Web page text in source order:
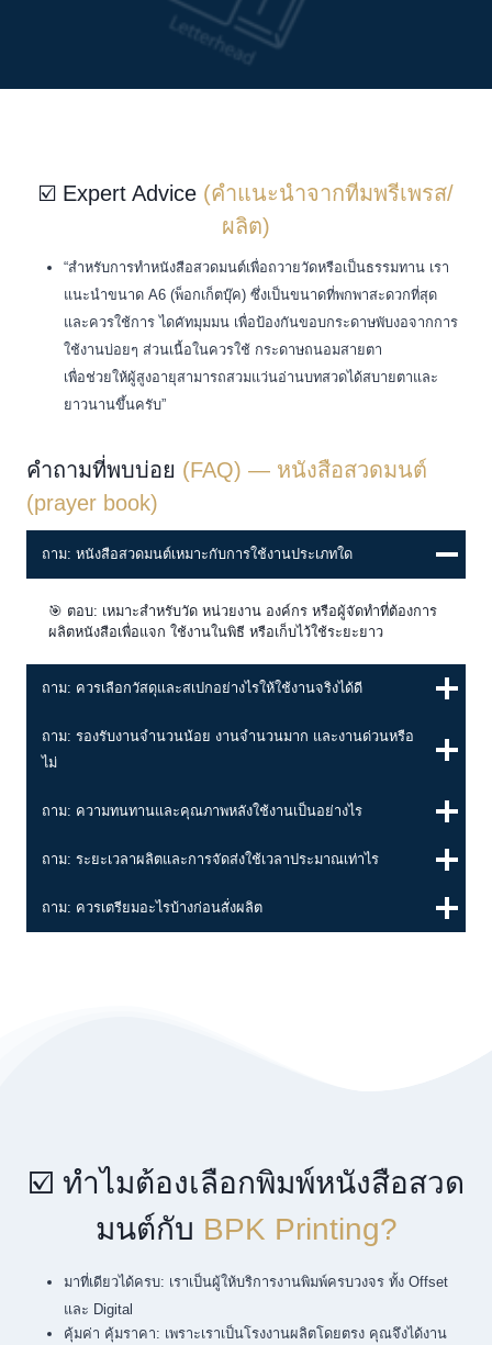
☑️ Expert Advice (คำแนะนำจากทีมพรีเพรส/
ผลิต)
“สำหรับการทำหนังสือสวดมนต์เพื่อถวายวัดหรือเป็นธรรมทาน เรา
แนะนำขนาด A6 (พ็อกเก็ตบุ๊ค) ซึ่งเป็นขนาดที่พกพาสะดวกที่สุด
และควรใช้การ ไดคัทมุมมน เพื่อป้องกันขอบกระดาษพับงอจากการ
ใช้งานบ่อยๆ ส่วนเนื้อในควรใช้ กระดาษถนอมสายตา
เพื่อช่วยให้ผู้สูงอายุสามารถสวมแว่นอ่านบทสวดได้สบายตาและ
ยาวนานขึ้นครับ”
คำถามที่พบบ่อย (FAQ) — หนังสือสวดมนต์
(prayer book)
ถาม: หนังสือสวดมนต์เหมาะกับการใช้งานประเภทใด
🎯 ตอบ: เหมาะสำหรับวัด หน่วยงาน องค์กร หรือผู้จัดทำที่ต้องการ
ผลิตหนังสือเพื่อแจก ใช้งานในพิธี หรือเก็บไว้ใช้ระยะยาว
ถาม: ควรเลือกวัสดุและสเปกอย่างไรให้ใช้งานจริงได้ดี
ถาม: รองรับงานจำนวนน้อย งานจำนวนมาก และงานด่วนหรือ
ไม่
ถาม: ความทนทานและคุณภาพหลังใช้งานเป็นอย่างไร
ถาม: ระยะเวลาผลิตและการจัดส่งใช้เวลาประมาณเท่าไร
ถาม: ควรเตรียมอะไรบ้างก่อนสั่งผลิต
☑️ ทำไมต้องเลือกพิมพ์หนังสือสวด
มนต์กับ BPK Printing?
มาที่เดียวได้ครบ: เราเป็นผู้ให้บริการงานพิมพ์ครบวงจร ทั้ง Offset
และ Digital
คุ้มค่า คุ้มราคา: เพราะเราเป็นโรงงานผลิตโดยตรง คุณจึงได้งาน